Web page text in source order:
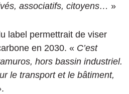
associatifs, citoyens… »
label permettrait de viser
en 2030. « C’est
hors bassin industriel.
le transport et le bâtiment,